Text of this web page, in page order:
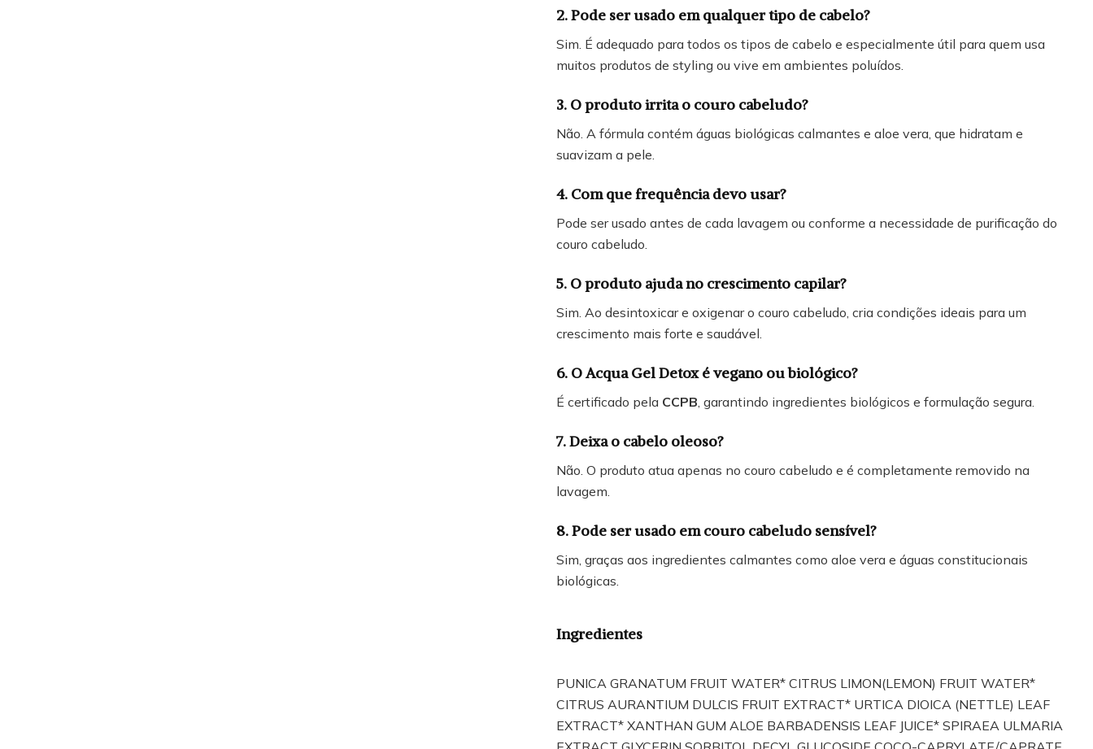
2. Pode ser usado em qualquer tipo de cabelo?
Sim. É adequado para todos os tipos de cabelo e especialmente útil para quem usa
muitos produtos de styling ou vive em ambientes poluídos.
3. O produto irrita o couro cabeludo?
Não. A fórmula contém águas biológicas calmantes e aloe vera, que hidratam e
suavizam a pele.
4. Com que frequência devo usar?
Pode ser usado antes de cada lavagem ou conforme a necessidade de purificação do
couro cabeludo.
5. O produto ajuda no crescimento capilar?
Sim. Ao desintoxicar e oxigenar o couro cabeludo, cria condições ideais para um
crescimento mais forte e saudável.
6. O Acqua Gel Detox é vegano ou biológico?
É certificado pela CCPB , garantindo ingredientes biológicos e formulação segura.
7. Deixa o cabelo oleoso?
Não. O produto atua apenas no couro cabeludo e é completamente removido na
lavagem.
8. Pode ser usado em couro cabeludo sensível?
Sim, graças aos ingredientes calmantes como aloe vera e águas constitucionais
biológicas.
Ingredientes
PUNICA GRANATUM FRUIT WATER* CITRUS LIMON(LEMON) FRUIT WATER*
CITRUS AURANTIUM DULCIS FRUIT EXTRACT* URTICA DIOICA (NETTLE) LEAF
EXTRACT* XANTHAN GUM ALOE BARBADENSIS LEAF JUICE* SPIRAEA ULMARIA